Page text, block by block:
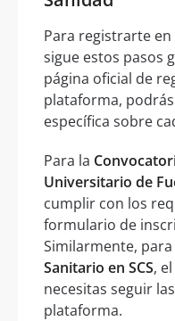
Para registrarte
sigue estos pasos
página oficial de
plataforma,
específica sobre
Para la
Universitario de
cumplir con los
formulario de
Similarmente, para
Sanitario en SCS,
necesitas seguir
plataforma.